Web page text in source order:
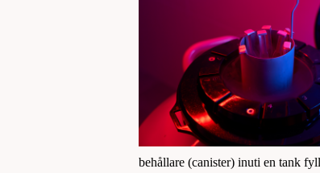
behållare (canister) inuti en tank